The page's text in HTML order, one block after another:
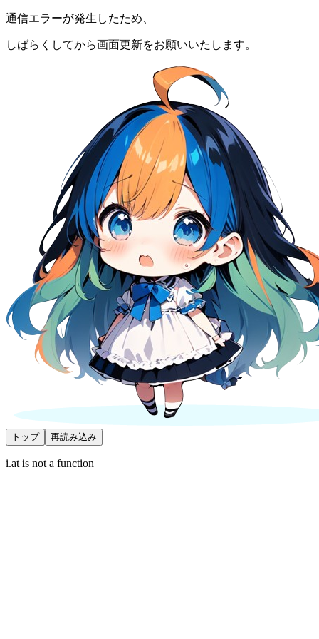
通信エラーが発生したため、
しばらくしてから画面更新をお願いいたします。
トップ 再読み込み
i.at is not a function